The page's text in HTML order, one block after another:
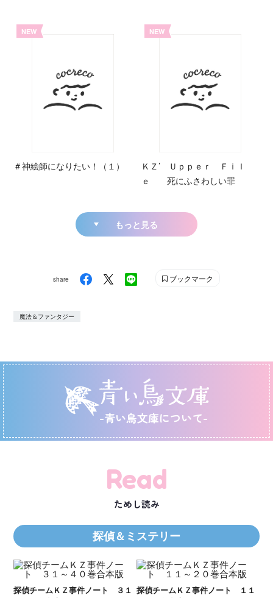
NEW
＃神絵師になりたい！（１）
NEW
ＫＺ’ Ｕｐｐｅｒ Ｆｉｌ
ｅ 死にふさわしい罪
もっと見る
share ブックマーク
魔法＆ファンタジー
-青い鳥文庫について-
Read
ためし読み
探偵＆ミステリー
探偵チームＫＺ事件ノート ３１ 探偵チームＫＺ事件ノート １１